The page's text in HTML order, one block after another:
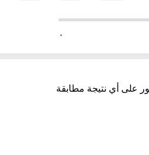
٠
على أي نتيجة مطابقة